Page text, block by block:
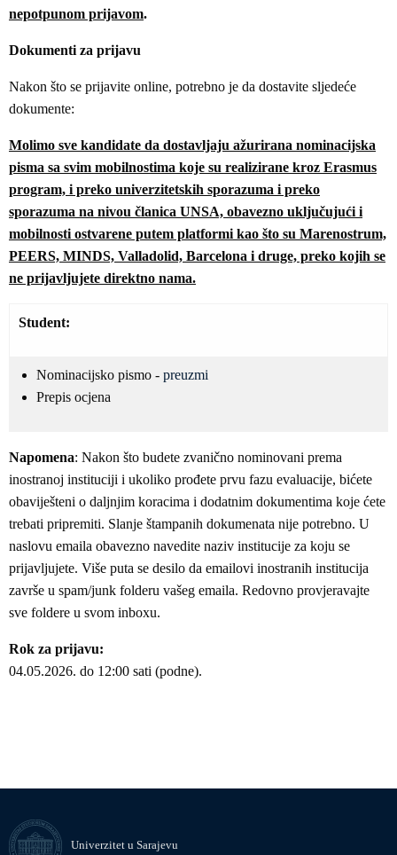
nepotpunom prijavom.
Dokumenti za prijavu
Nakon što se prijavite online, potrebno je da dostavite sljedeće
dokumente:
Molimo sve kandidate da dostavljaju ažurirana nominacijska
pisma sa svim mobilnostima koje su realizirane kroz Erasmus
program, i preko univerzitetskih sporazuma i preko
sporazuma na nivou članica UNSA, obavezno uključujući i
mobilnosti ostvarene putem platformi kao što su Marenostrum,
PEERS, MINDS, Valladolid, Barcelona i druge, preko kojih se
ne prijavljujete direktno nama.
Student:
Nominacijsko pismo - preuzmi
Prepis ocjena
Napomena: Nakon što budete zvanično nominovani prema
inostranoj instituciji i ukoliko prođete prvu fazu evaluacije, bićete
obaviješteni o daljnjim koracima i dodatnim dokumentima koje ćete
trebati pripremiti. Slanje štampanih dokumenata nije potrebno. U
naslovu emaila obavezno navedite naziv institucije za koju se
prijavljujete. Više puta se desilo da emailovi inostranih institucija
završe u spam/junk folderu vašeg emaila. Redovno provjeravajte
sve foldere u svom inboxu.
Rok za prijavu:
04.05.2026. do 12:00 sati (podne).
Univerzitet u Sarajevu